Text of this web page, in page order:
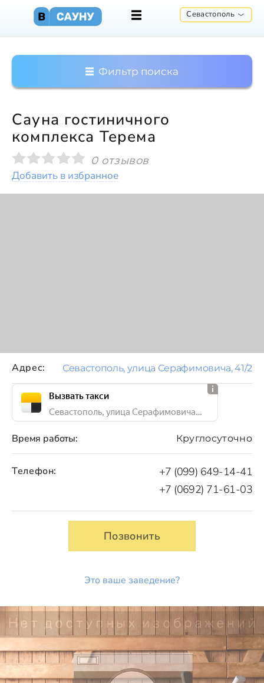
Севастополь
Фильтр поиска
Сауна гостиничного
комплекса Терема
0 отзывов
Добавить в избранное
Время работы: Круглосуточно
Телефон:
+7 (099) 649-14-41
+7 (0692) 71-61-03
Позвонить
Это ваше заведение?
Адрес: Севастополь, улица Серафимовича, 41/2
Вызвать такси
Севастополь, улица Серафимовича, 41/2